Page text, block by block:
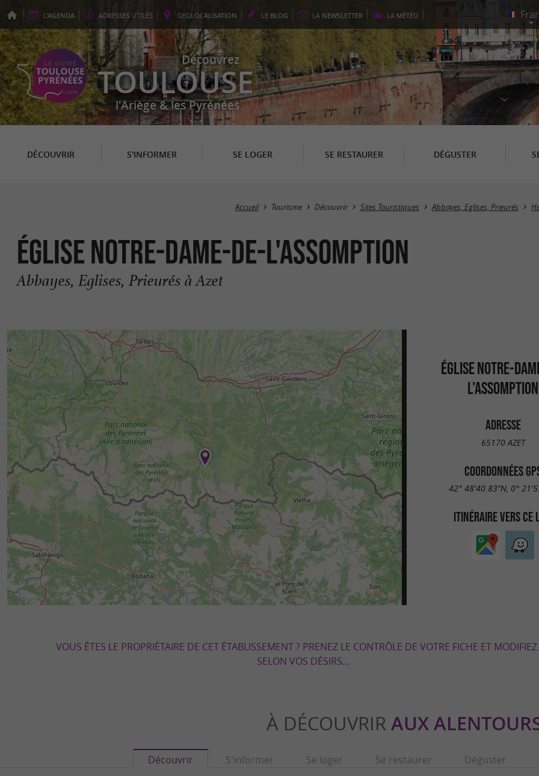
L'AGENDA ADRESSES UTILES GEOLOCALISATION LE BLOG LA NEWSLETTER LA MÉTÉO
Découvrez
TOULOUSE
l'Ariège & les Pyrénées
DÉCOUVRIR S'INFORMER SE LOGER SE RESTAURER DÉGUSTER
Accueil Tourisme Découvrir Sites Touristiques Abbayes, Eglises, Prieurés
ÉGLISE NOTRE-DAME-DE-L'ASSOMPTION
Abbayes, Eglises, Prieurés à Azet
ÉGLISE NOTRE-
L'ASSOMPTION
ADRESSE
65170 AZET
COORDONNÉES
42° 48'40.83"N, 0°
ITINÉRAIRE VERS CE
VOUS ÊTES LE PROPRIÉTAIRE DE CET ÉTABLISSEMENT ? PRENEZ LE CONTRÔLE DE VOTRE FICHE ET
SELON VOS DÉSIRS...
À DÉCOUVRIR AUX
Découvrir S'informer Se loger Se restaurer Déguster